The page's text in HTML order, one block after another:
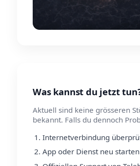
Was kannst du jetzt
Aktuell sind keine grösseren
bekannt. Falls du dennoch
Internetverbindung
App oder Dienst neu starten